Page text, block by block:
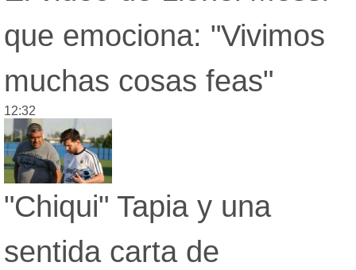
que emociona: "Vivimos
muchas cosas feas"
12:32
"Chiqui" Tapia y una
sentida carta de